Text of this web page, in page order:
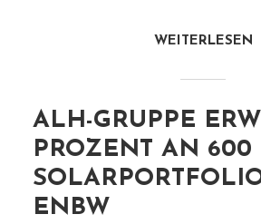
WEITERLESEN
ALH-GRUPPE
PROZENT AN 600
ENBW